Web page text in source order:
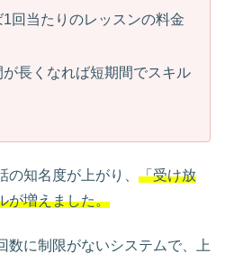
回当たりのレッスンの料金
長くなれば短期間でスキル
知名度が上がり、 「受け放
が増えました。
数に制限がないシステムで、上